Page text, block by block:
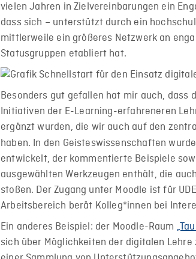
vielen Jahren in Zielvereinbarungen ein
dass sich – unterstützt durch ein
mittlerweile ein größeres Netzwerk an
Statusgruppen etabliert hat.
Besonders gut gefallen hat mir auch, dass
Initiativen der E-Learning-erfahreneren
ergänzt wurden, die wir auch auf den
haben. In den Geisteswissenschaften
entwickelt, der kommentierte Beispiele
ausgewählten Werkzeugen enthält, die
stoßen. Der Zugang unter Moodle ist für
Arbeitsbereich berät Kolleg*innen bei
Ein anderes Beispiel: der Moodle-Raum
sich über Möglichkeiten der digitalen